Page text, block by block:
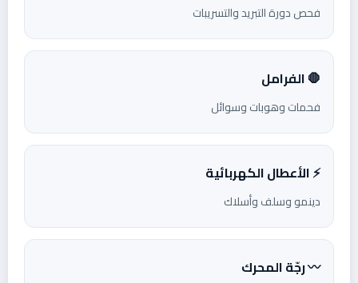
فحص دورة التبريد والتسريبات
🛑 الفرامل
فحمات وهوبات وسوائل
⚡ الأعطال الكهربائية
دينمو وسلف وأسلاك
〰️ رجّة المحرك